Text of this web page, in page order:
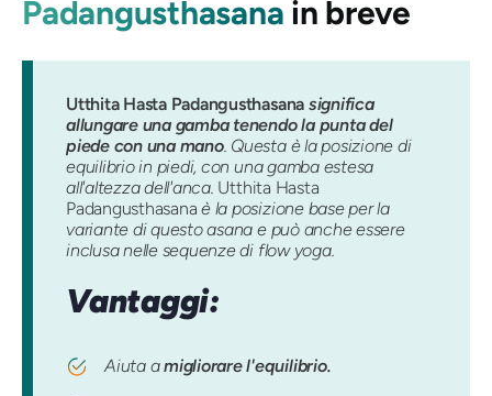
Padangusthasana in breve
Utthita Hasta Padangusthasana significa
allungare una gamba tenendo la punta del
piede con una mano. Questa è la posizione di
equilibrio in piedi, con una gamba estesa
all'altezza dell'anca. Utthita Hasta
Padangusthasana è la posizione base per la
variante di questo asana e può anche essere
inclusa nelle sequenze di flow yoga.
Vantaggi:
Aiuta amigliorare l'equilibrio.